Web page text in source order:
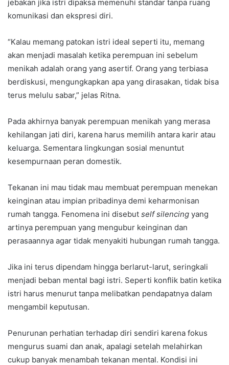
jebakan jika istri dipaksa memenuhi standar tanpa ruang
komunikasi dan ekspresi diri.
“Kalau memang patokan istri ideal seperti itu, memang
akan menjadi masalah ketika perempuan ini sebelum
menikah adalah orang yang asertif. Orang yang terbiasa
berdiskusi, mengungkapkan apa yang dirasakan, tidak bisa
terus melulu sabar,” jelas Ritna.
Pada akhirnya banyak perempuan menikah yang merasa
kehilangan jati diri, karena harus memilih antara karir atau
keluarga. Sementara lingkungan sosial menuntut
kesempurnaan peran domestik.
Tekanan ini mau tidak mau membuat perempuan menekan
keinginan atau impian pribadinya demi keharmonisan
rumah tangga. Fenomena ini disebut self silencing yang
artinya perempuan yang mengubur keinginan dan
perasaannya agar tidak menyakiti hubungan rumah tangga.
Jika ini terus dipendam hingga berlarut-larut, seringkali
menjadi beban mental bagi istri. Seperti konflik batin ketika
istri harus menurut tanpa melibatkan pendapatnya dalam
mengambil keputusan.
Penurunan perhatian terhadap diri sendiri karena fokus
mengurus suami dan anak, apalagi setelah melahirkan
cukup banyak menambah tekanan mental. Kondisi ini